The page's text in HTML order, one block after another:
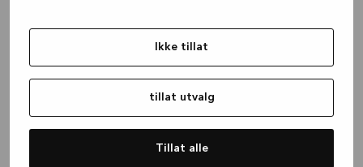
Ikke tillat
tillat utvalg
Tillat alle
(see the browser console for more
information).